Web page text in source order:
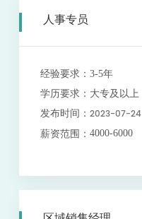
人事专员
经验要求： 3-5年
学历要求： 大专及以上
发布时间： 2023-07-24
薪资范围： 4000-6000